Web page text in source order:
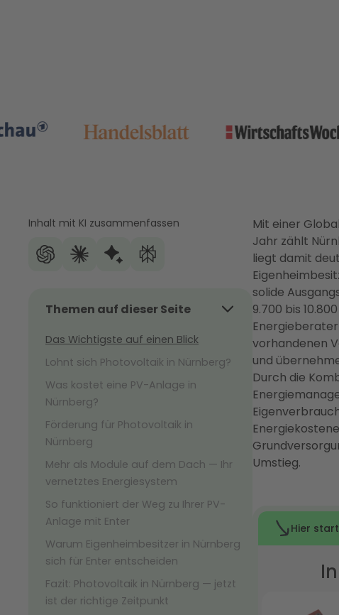
Inhalt mit KI zusammenfassen
Themen auf dieser Seite
Das Wichtigste auf einen Blick
Lohnt sich Photovoltaik in Nürnberg?
Was kostet eine PV-Anlage in
Nürnberg?
Förderung für Photovoltaik in
Nürnberg
Mehr als Module auf dem Dach — Ihr
vernetztes Energiesystem
So funktioniert der Weg zu Ihrer PV-
Anlage mit Enter
Warum Eigenheimbesitzer in Nürnberg
sich für Enter entscheiden
Fazit: Photovoltaik in Nürnberg — jetzt
ist der richtige Zeitpunkt
Mit einer
Jahr zählt
liegt damit
solide
9.700 bis
vorhandenen
und
Durch die
Umstieg.